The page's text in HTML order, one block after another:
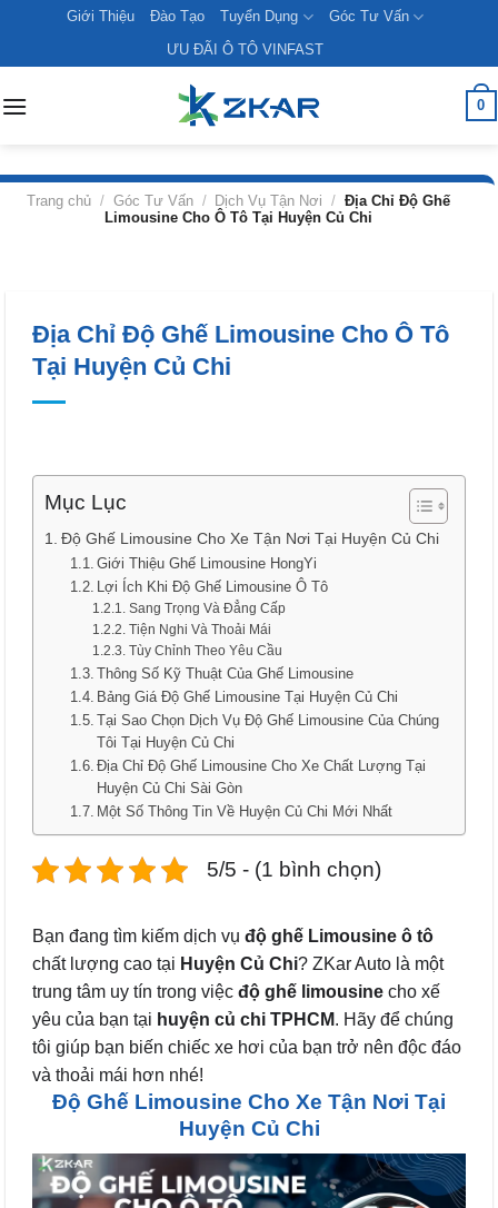
content
Giới Thiệu Đào Tạo Tuyển Dụng
Góc Tư Vấn
ƯU ĐÃI Ô TÔ VINFAST
0
Trang chủ / Góc Tư Vấn / Dịch Vụ Tận Nơi / Địa Chỉ Độ Ghế
Limousine Cho Ô Tô Tại Huyện Củ Chi
Địa Chỉ Độ Ghế Limousine Cho Ô Tô
Tại Huyện Củ Chi
Mục Lục
Độ Ghế Limousine Cho Xe Tận Nơi Tại Huyện Củ Chi
Giới Thiệu Ghế Limousine HongYi
Lợi Ích Khi Độ Ghế Limousine Ô Tô
Sang Trọng Và Đẳng Cấp
Tiện Nghi Và Thoải Mái
Tùy Chỉnh Theo Yêu Cầu
Thông Số Kỹ Thuật Của Ghế Limousine
Bảng Giá Độ Ghế Limousine Tại Huyện Củ Chi
Tại Sao Chọn Dịch Vụ Độ Ghế Limousine Của Chúng
Tôi Tại Huyện Củ Chi
Địa Chỉ Độ Ghế Limousine Cho Xe Chất Lượng Tại
Huyện Củ Chi Sài Gòn
Một Số Thông Tin Về Huyện Củ Chi Mới Nhất
5/5 - (1 bình chọn)
Bạn đang tìm kiếm dịch vụ độ ghế Limousine ô tô
chất lượng cao tại Huyện Củ Chi? ZKar Auto là một
trung tâm uy tín trong việc độ ghế limousine cho xế
yêu của bạn tại huyện củ chi TPHCM. Hãy để chúng
tôi giúp bạn biến chiếc xe hơi của bạn trở nên độc đáo
và thoải mái hơn nhé!
Độ Ghế Limousine Cho Xe Tận Nơi Tại
Huyện Củ Chi